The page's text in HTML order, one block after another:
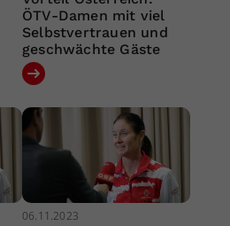
ÖTV-Damen mit viel
Selbstvertrauen und
geschwächte Gäste
06.11.2023